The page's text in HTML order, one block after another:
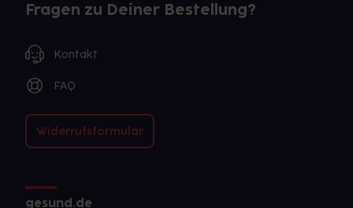
Fragen zu Deiner Bestellung?
Kontakt
FAQ
Widerrufsformular
gesund.de